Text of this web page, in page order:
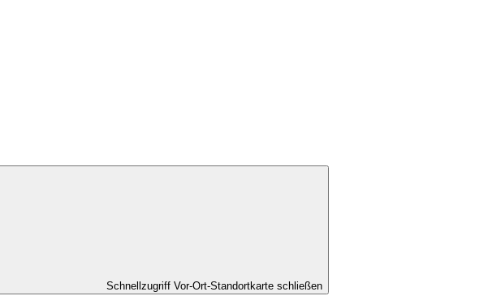
Schnellzugriff Vor-Ort-Standortkarte schließen